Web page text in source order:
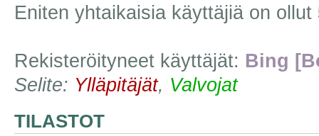
Eniten yhtaikaisia käyttäjiä on ollut
Rekisteröityneet käyttäjät: Bing
Selite: Ylläpitäjät, Valvojat
TILASTOT